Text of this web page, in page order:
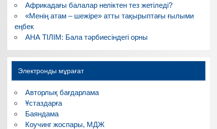
Африкадағы балалар неліктен тез жетіледі?
«Менің атам – шежіре» атты тақырыптағы ғылыми
еңбек
АНА ТІЛІМ: Бала тәрбиесіндегі орны
Электронды мұрағат
Авторлық бағдарлама
Ұстаздарға
Баяндама
Коучинг жоспары, МДЖ